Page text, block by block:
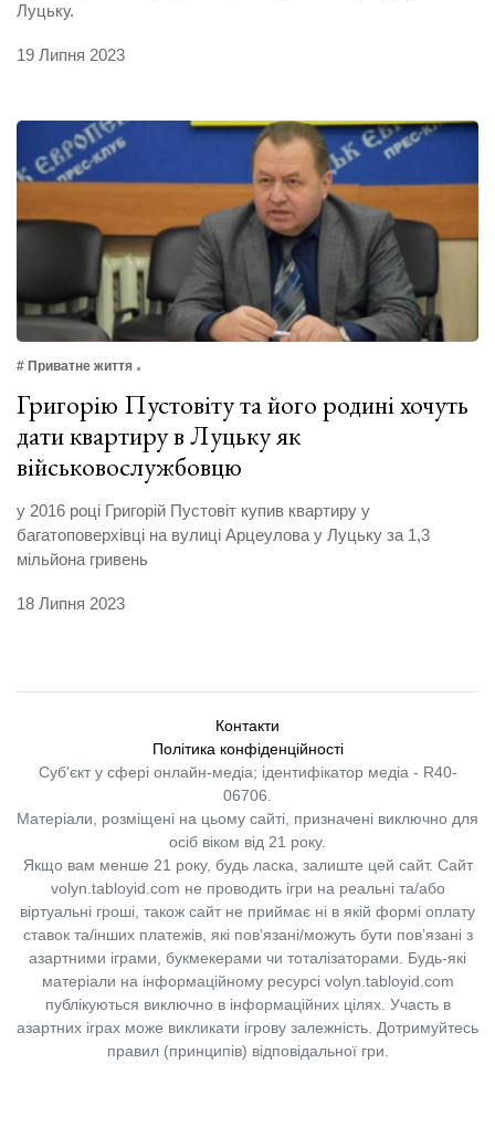
Луцьку.
19 Липня 2023
# Приватне життя
Григорію Пустовіту та його родині хочуть
дати квартиру в Луцьку як
військовослужбовцю
у 2016 році Григорій Пустовіт купив квартиру у
багатоповерхівці на вулиці Арцеулова у Луцьку за 1,3
мільйона гривень
18 Липня 2023
Контакти
Політика конфіденційності
Суб'єкт у сфері онлайн-медіа; ідентифікатор медіа - R40-
06706.
Матеріали, розміщені на цьому сайті, призначені виключно для
осіб віком від 21 року.
Якщо вам менше 21 року, будь ласка, залиште цей сайт. Сайт
volyn.tabloyid.com не проводить ігри на реальні та/або
віртуальні гроші, також сайт не приймає ні в якій формі оплату
ставок та/інших платежів, які пов’язані/можуть бути пов’язані з
азартними іграми, букмекерами чи тоталізаторами. Будь-які
матеріали на інформаційному ресурсі volyn.tabloyid.com
публікуються виключно в інформаційних цілях. Участь в
азартних іграх може викликати ігрову залежність. Дотримуйтесь
правил (принципів) відповідальної гри.